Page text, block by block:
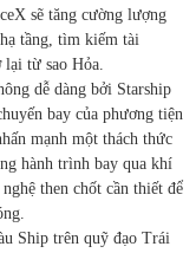
sẽ tăng cường lượng
tầng, tìm kiếm tài
từ sao Hỏa.
dễ dàng bởi Starship
bay của phương tiện
mạnh một thách thức
hành trình bay qua khí
then chốt cần thiết để
Ship trên quỹ đạo Trái